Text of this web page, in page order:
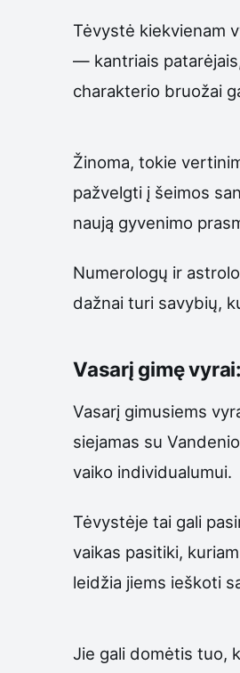
Tėvystė kiekvienam
— kantriais
charakterio bruožai
Žinoma, tokie
pažvelgti į šeimos
naują gyvenimo
Numerologų ir
dažnai turi savybių,
Vasarį gimę
Vasarį gimusiems
siejamas su
vaiko individualumui.
Tėvystėje tai gali
vaikas pasitiki,
leidžia jiems ieškoti
Jie gali domėtis tuo,